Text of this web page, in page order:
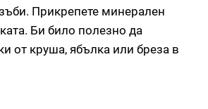
Прикрепете минерален
Би било полезно да
от круша, ябълка или бреза в